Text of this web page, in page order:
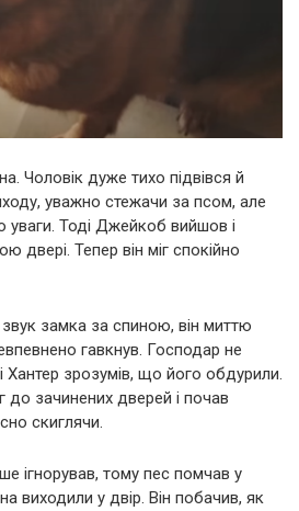
Чоловік дуже тихо підвівся й
уважно стежачи за псом, але
уваги. Тоді Джейкоб вийшов і
двері. Тепер він міг спокійно
замка за спиною, він миттю
гавкнув. Господар не
Хантер зрозумів, що його обдурили.
до зачинених дверей і почав
скиглячи.
ігнорував, тому пес помчав у
виходили у двір. Він побачив, як